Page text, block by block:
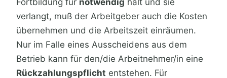
Fortbildung für notwendig hält und sie
verlangt, muß der Arbeitgeber auch die Kosten
übernehmen und die Arbeitszeit einräumen.
Nur im Falle eines Ausscheidens aus dem
Betrieb kann für den/die Arbeitnehmer/in eine
Rückzahlungspflicht entstehen. Für